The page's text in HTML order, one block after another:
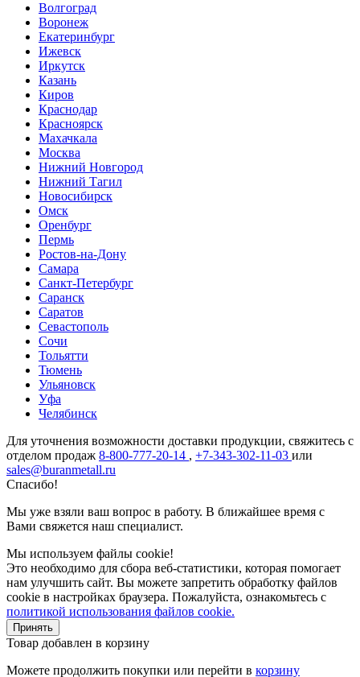
Волгоград
Воронеж
Екатеринбург
Ижевск
Иркутск
Казань
Киров
Краснодар
Красноярск
Махачкала
Москва
Нижний Новгород
Нижний Тагил
Новосибирск
Омск
Оренбург
Пермь
Ростов-на-Дону
Самара
Санкт-Петербург
Саранск
Саратов
Севастополь
Сочи
Тольятти
Тюмень
Ульяновск
Уфа
Челябинск
Для уточнения возможности доставки продукции, свяжитесь с
отделом продаж 8-800-777-20-14 , +7-343-302-11-03 или
sales@buranmetall.ru
Спасибо!
Мы уже взяли ваш вопрос в работу. В ближайшее время с
Вами свяжется наш специалист.
Мы используем файлы cookie!
Это необходимо для сбора веб-статистики, которая помогает
нам улучшить сайт. Вы можете запретить обработку файлов
cookie в настройках браузера. Пожалуйста, ознакомьтесь с
политикой использования файлов cookie.
Принять
Товар добавлен в корзину
Можете продолжить покупки или перейти в корзину